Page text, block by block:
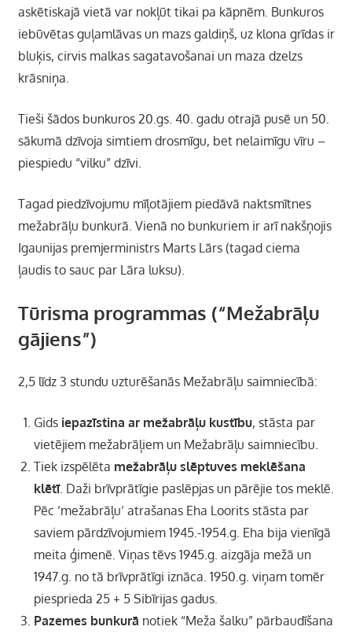
askētiskajā vietā var nokļūt tikai pa kāpnēm. Bunkuros
iebūvētas guļamlāvas un mazs galdiņš, uz klona grīdas ir
bluķis, cirvis malkas sagatavošanai un maza dzelzs
krāsniņa.
Tieši šādos bunkuros 20.gs. 40. gadu otrajā pusē un 50.
sākumā dzīvoja simtiem drosmīgu, bet nelaimīgu vīru –
piespiedu “vilku” dzīvi.
Tagad piedzīvojumu mīļotājiem piedāvā naktsmītnes
mežabrāļu bunkurā. Vienā no bunkuriem ir arī nakšņojis
Igaunijas premjerministrs Marts Lārs (tagad ciema
ļaudis to sauc par Lāra luksu).
Tūrisma programmas (“Mežabrāļu
gājiens”)
2,5 līdz 3 stundu uzturēšanās Mežabrāļu saimniecībā:
Gids iepazīstina ar mežabrāļu kustību, stāsta par
vietējiem mežabrāļiem un Mežabrāļu saimniecību.
Tiek izspēlēta mežabrāļu slēptuves meklēšana
klētī. Daži brīvprātīgie paslēpjas un pārējie tos meklē.
Pēc ‘mežabrāļu’ atrašanas Eha Loorits stāsta par
saviem pārdzīvojumiem 1945.-1954.g. Eha bija vienīgā
meita ģimenē. Viņas tēvs 1945.g. aizgāja mežā un
1947.g. no tā brīvprātīgi iznāca. 1950.g. viņam tomēr
piesprieda 25 + 5 Sibīrijas gadus.
Pazemes bunkurā notiek “Meža šalku” pārbaudīšana